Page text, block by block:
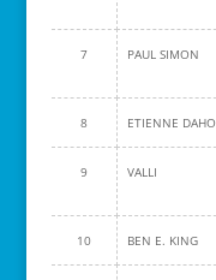
7 PAUL SIMON
8 ETIENNE DAHO
9 VALLI
10 BEN E. KING